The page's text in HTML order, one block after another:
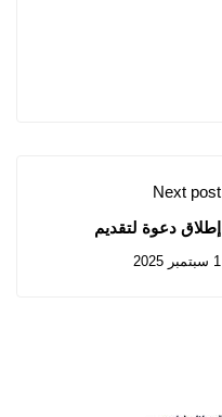
Next post
إطلاق دعوة لتقديم
الفكر الأفريقية
1 سبتمبر 2025